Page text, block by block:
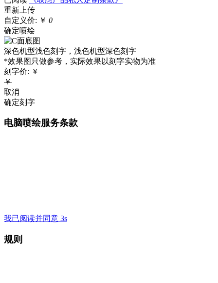
重新上传
自定义价: ￥ 0
确定喷绘
深色机型浅色刻字，浅色机型深色刻字
*效果图只做参考，实际效果以刻字实物为准
刻字价: ￥
￥
取消
确定刻字
电脑喷绘服务条款
我已阅读并同意 3s
规则